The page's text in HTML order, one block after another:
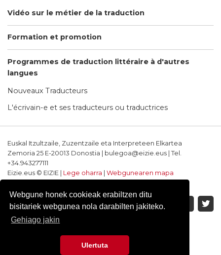
Webgune honek cookieak erabiltzen ditu
bisitariek webgunea nola darabilten jakiteko.
Gehiago jakin
Ulertuta
Vidéo sur le métier de la traduction
Formation et promotion
Programmes de traduction littéraire à d'autres
langues
Nouveaux Traducteurs
L'écrivain-e et ses traducteurs ou traductrices
Euskal Itzultzaile, Zuzentzaile eta Interpreteen Elkartea
Zemoria 25 E-20013 Donostia | bulegoa@eizie.eus | Tel.
+34.943277111
Eizie.eus © EIZIE | Lege oharra
Webgunearen mapa